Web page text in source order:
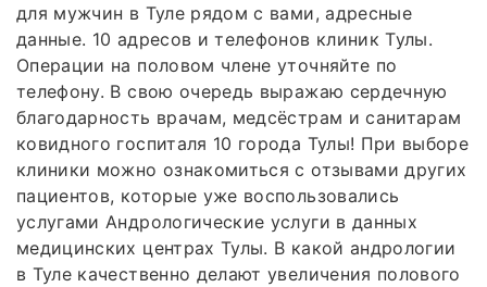
для мужчин в Туле рядом с вами, адресные
данные. 10 адресов и телефонов клиник Тулы.
Операции на половом члене уточняйте по
телефону. В свою очередь выражаю сердечную
благодарность врачам, медсёстрам и санитарам
ковидного госпиталя 10 города Тулы! При выборе
клиники можно ознакомиться с отзывами других
пациентов, которые уже воспользовались
услугами Андрологические услуги в данных
медицинских центрах Тулы. В какой андрологии
в Туле качественно делают увеличения полового